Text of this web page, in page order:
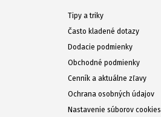
Tipy a triky
Často kladené dotazy
Dodacie podmienky
Obchodné podmienky
Cenník a aktuálne zľavy
Ochrana osobných údajov
Nastavenie súborov cookies